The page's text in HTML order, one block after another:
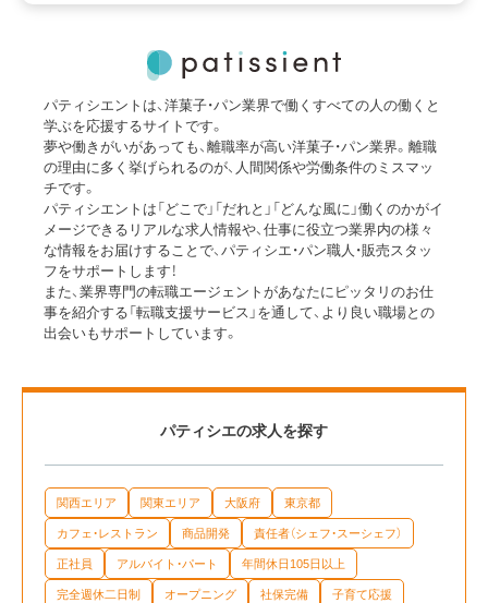
パティシエントは、洋菓子・パン業界で働くすべての人の働くと
学ぶを応援するサイトです。
夢や働きがいがあっても、離職率が高い洋菓子・パン業界。離職
の理由に多く挙げられるのが、人間関係や労働条件のミスマッ
チです。
パティシエントは「どこで」「だれと」「どんな風に」働くのかがイ
メージできるリアルな求人情報や、仕事に役立つ業界内の様々
な情報をお届けすることで、パティシエ・パン職人・販売スタッ
フをサポートします！
また、業界専門の転職エージェントがあなたにピッタリのお仕
事を紹介する「転職支援サービス」を通して、より良い職場との
出会いもサポートしています。
パティシエの求人を探す
関西エリア 関東エリア 大阪府 東京都
カフェ・レストラン 商品開発 責任者（シェフ・スーシェフ）
正社員 アルバイト・パート 年間休日105日以上
完全週休二日制 オープニング 社保完備 子育て応援